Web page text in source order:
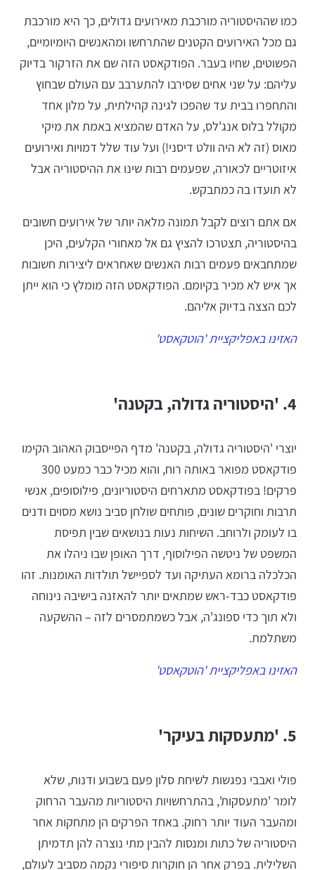
כמו שההיסטוריה מורכבת מאירועים גדולים, כך היא מורכבת
גם מכל האירועים הקטנים שהתרחשו ומהאנשים היומיומיים,
הפשוטים, שחיו בעבר. הפודקאסט הזה שם את הזרקור בדיוק
עליהם: על שני אחים שסירבו להתערבב עם העולם שבחוץ
והתחפרו בבית עד שהפכו לגינה קהילתית, על מלון אחד
מקולל בלוס אנג'לס, על האדם שהמציא באמת את מיקי
מאוס (זה לא היה וולט דיסני!) ועל עוד שלל דמויות ואירועים
איזוטריים לכאורה, שפעמים רבות שינו את ההיסטוריה אבל
לא תועדו בה כמתבקש.
אם אתם רוצים לקבל תמונה מלאה יותר של אירועים חשובים
בהיסטוריה, תצטרכו להציץ גם אל מאחורי הקלעים, היכן
שמתחבאים פעמים רבות האנשים שאחראים ליצירות חשובות
אך איש לא מכיר בקיומם. הפודקאסט הזה מומלץ כי הוא ייתן
לכם הצצה בדיוק אליהם.
האזינו באפליקציית 'הוטקאסט'
4. 'היסטוריה גדולה, בקטנה'
יוצרי 'היסטוריה גדולה, בקטנה' מדף הפייסבוק האהוב הקימו
פודקאסט מפואר באותה רוח, והוא מכיל כבר כמעט 300
פרקים! בפודקאסט מתארחים היסטוריונים, פילוסופים, אנשי
תרבות וחוקרים שונים, פותחים שולחן סביב נושא מסוים ודנים
בו לעומק ולרוחב. השיחות נעות בנושאים שבין תפיסת
המשפט של ניטשה הפילוסוף, דרך האופן שבו ניהלו את
הכלכלה ברומא העתיקה ועד לספיישל תולדות האומנות. זהו
פודקאסט כבד-ראש שמתאים יותר להאזנה בישיבה נינוחה
ולא תוך כדי ספונג'ה, אבל כשמתמסרים לזה – ההשקעה
משתלמת.
האזינו באפליקציית 'הוטקאסט'
5. 'מתעסקות בעיקר'
פולי ואבבי נפגשות לשיחת סלון פעם בשבוע ודנות, שלא
לומר 'מתעסקות', בהתרחשויות היסטוריות מהעבר הרחוק
ומהעבר העוד יותר רחוק. באחד הפרקים הן מתחקות אחר
היסטוריה של כתות ומנסות להבין מתי נוצרה להן תדמיתן
השלילית. בפרק אחר הן חוקרות סיפורי נקמה מסביב לעולם,